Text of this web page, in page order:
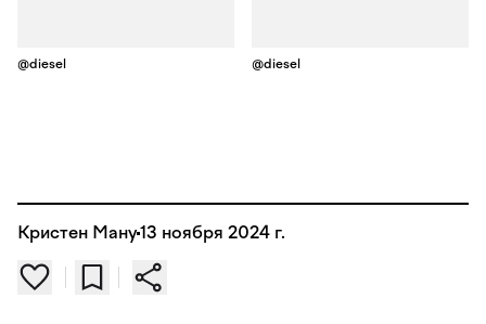
@diesel @diesel
Кристен Ману13 ноября 2024 г.